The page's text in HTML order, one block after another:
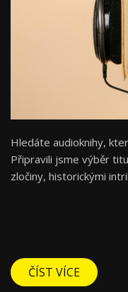
Hledáte audioknihy,
Připravili jsme výběr
zločiny, historickými
ČÍST VÍCE